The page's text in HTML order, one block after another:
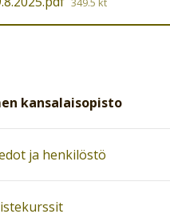
kansalaisopisto
ja henkilöstö